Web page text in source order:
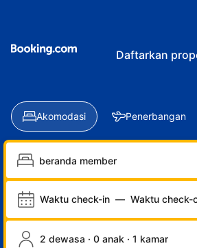
Daftarkan
Akomodasi Penerbangan
Waktu check-in — Waktu check-
2 dewasa · 0 anak · 1 kamar